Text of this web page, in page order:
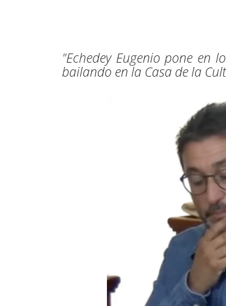
"Echedey Eugenio pone en
bailando en la Casa de la